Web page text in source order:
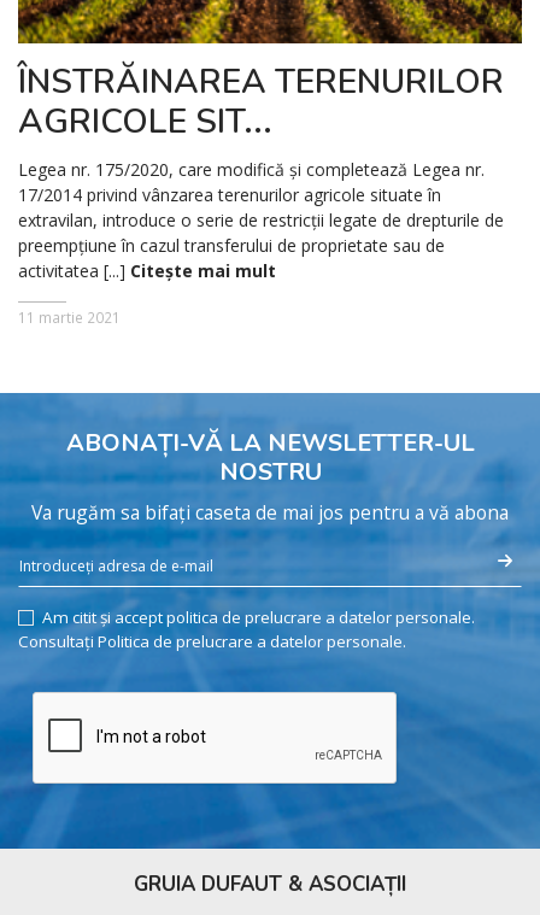
ÎNSTRĂINAREA TERENURILOR
AGRICOLE SIT...
Legea nr. 175/2020, care modifică și completează Legea nr.
17/2014 privind vânzarea terenurilor agricole situate în
extravilan, introduce o serie de restricții legate de drepturile de
preempțiune în cazul transferului de proprietate sau de
activitatea [...] Citește mai mult
11 martie 2021
ABONAȚI-VĂ LA NEWSLETTER-UL
NOSTRU
Va rugăm sa bifați caseta de mai jos pentru a vă abona
Am citit și accept politica de prelucrare a datelor personale.
Consultați Politica de prelucrare a datelor personale.
GRUIA DUFAUT & ASOCIAȚII